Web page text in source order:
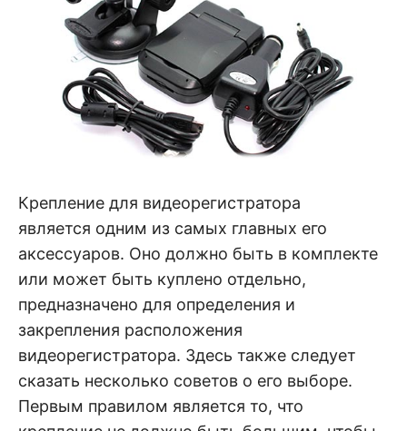
Крепление для видеорегистратора
является одним из самых главных его
аксессуаров. Оно должно быть в комплекте
или может быть куплено отдельно,
предназначено для определения и
закрепления расположения
видеорегистратора. Здесь также следует
сказать несколько советов о его выборе.
Первым правилом является то, что